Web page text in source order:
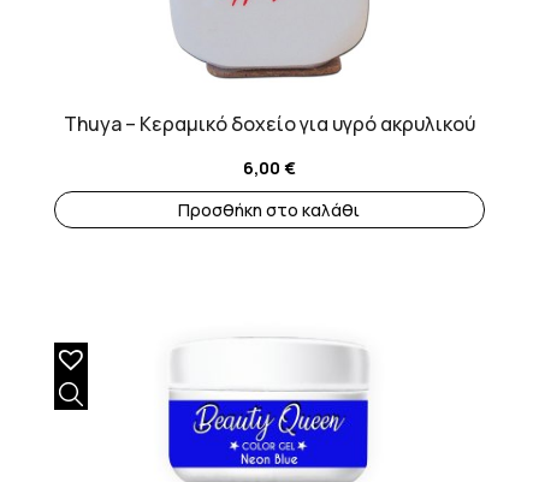
Thuya – Κεραμικό δοχείο για υγρό ακρυλικού
6,00 €
Προσθήκη στο καλάθι